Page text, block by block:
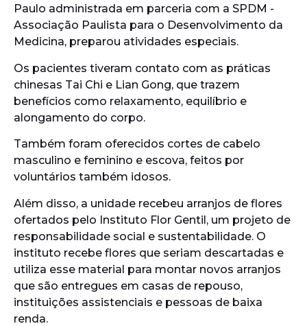
Paulo administrada em parceria com a SPDM -
Associação Paulista para o Desenvolvimento da
Medicina, preparou atividades especiais.
Os pacientes tiveram contato com as práticas
chinesas Tai Chi e Lian Gong, que trazem
benefícios como relaxamento, equilíbrio e
alongamento do corpo.
Também foram oferecidos cortes de cabelo
masculino e feminino e escova, feitos por
voluntários também idosos.
Além disso, a unidade recebeu arranjos de flores
ofertados pelo Instituto Flor Gentil, um projeto de
responsabilidade social e sustentabilidade. O
instituto recebe flores que seriam descartadas e
utiliza esse material para montar novos arranjos
que são entregues em casas de repouso,
instituições assistenciais e pessoas de baixa
renda.